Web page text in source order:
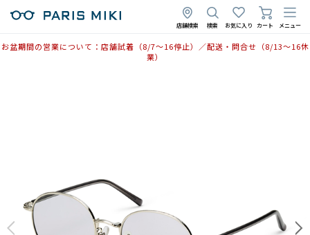
店舗検索 検索 お気に入り カート メニュー
お盆期間の営業について：店舗試着（8/7〜16停止）／配送・問合せ（8/13〜16休
業）